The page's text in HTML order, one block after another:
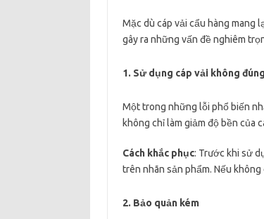
Mặc dù cáp vải cẩu hàng mang
gây ra những vấn đề nghiêm
1. Sử dụng cáp vải không
Một trong những lỗi phổ biến
không chỉ làm giảm độ bền của
Cách khắc phục: Trước khi sử
trên nhãn sản phẩm. Nếu
2. Bảo quản kém